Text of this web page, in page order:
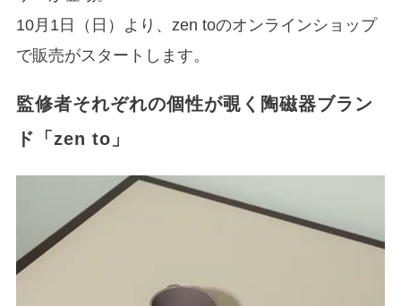
10月1日（日）より、zen toのオンラインショップ
で販売がスタートします。
監修者それぞれの個性が覗く陶磁器ブラン
ド「zen to」